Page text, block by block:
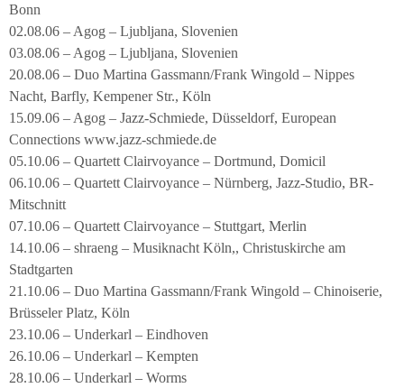
Bonn
02.08.06 – Agog – Ljubljana, Slovenien
03.08.06 – Agog – Ljubljana, Slovenien
20.08.06 – Duo Martina Gassmann/Frank Wingold – Nippes
Nacht, Barfly, Kempener Str., Köln
15.09.06 – Agog – Jazz-Schmiede, Düsseldorf, European
Connections www.jazz-schmiede.de
05.10.06 – Quartett Clairvoyance – Dortmund, Domicil
06.10.06 – Quartett Clairvoyance – Nürnberg, Jazz-Studio, BR-
Mitschnitt
07.10.06 – Quartett Clairvoyance – Stuttgart, Merlin
14.10.06 – shraeng – Musiknacht Köln,, Christuskirche am
Stadtgarten
21.10.06 – Duo Martina Gassmann/Frank Wingold – Chinoiserie,
Brüsseler Platz, Köln
23.10.06 – Underkarl – Eindhoven
26.10.06 – Underkarl – Kempten
28.10.06 – Underkarl – Worms